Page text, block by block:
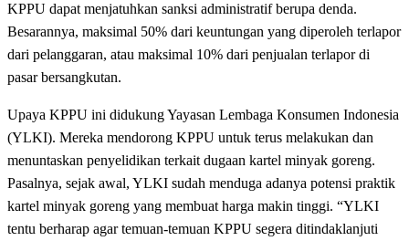
KPPU dapat menjatuhkan sanksi administratif berupa denda.
Besarannya, maksimal 50% dari keuntungan yang diperoleh terlapor
dari pelanggaran, atau maksimal 10% dari penjualan terlapor di
pasar bersangkutan.
Upaya KPPU ini didukung Yayasan Lembaga Konsumen Indonesia
(YLKI). Mereka mendorong KPPU untuk terus melakukan dan
menuntaskan penyelidikan terkait dugaan kartel minyak goreng.
Pasalnya, sejak awal, YLKI sudah menduga adanya potensi praktik
kartel minyak goreng yang membuat harga makin tinggi. “YLKI
tentu berharap agar temuan-temuan KPPU segera ditindaklanjuti